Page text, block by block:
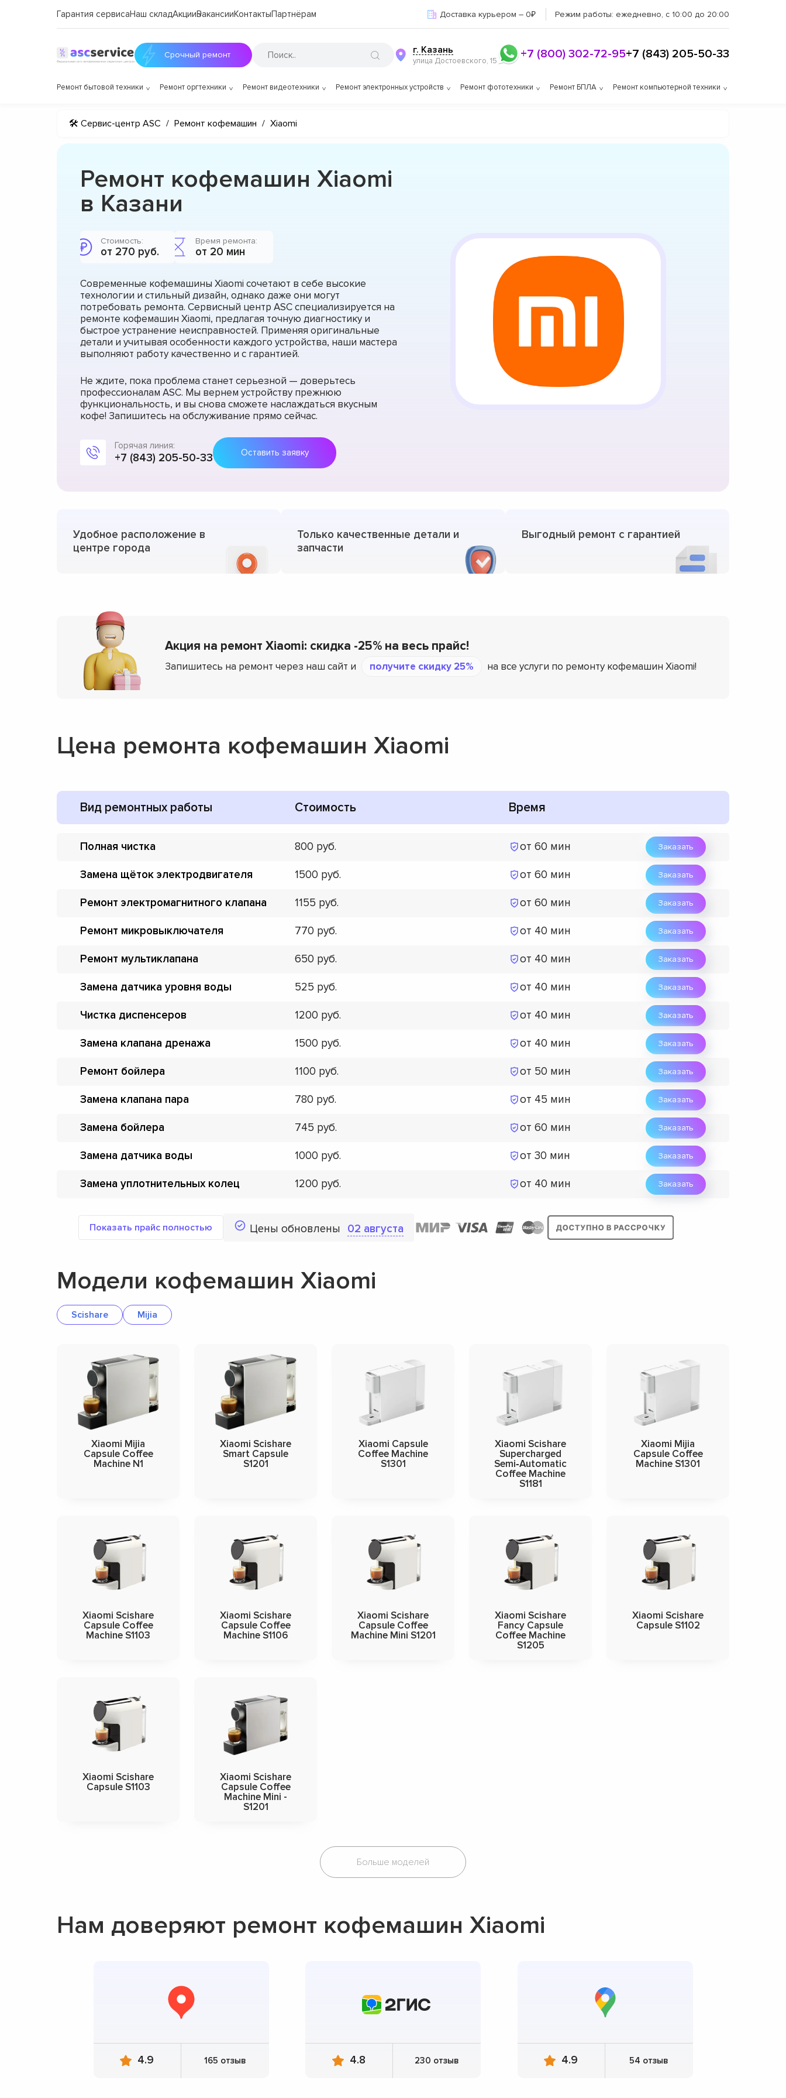
Гарантия сервисаНаш складАкцииВакансииКонтактыПартнёрам Доставка курьером – 0₽ Режим работы: ежедневно, с 10:00 до 20:00
Срочный ремонт г. Казань
улица Достоевского, 15 +7 (800) 302-72-95+7 (843) 205-50-33
Ремонт бытовой техники Ремонт оргтехники Ремонт видеотехники Ремонт электронных устройств Ремонт фототехники Ремонт БПЛА Ремонт компьютерной техники
🛠 Сервис-центр ASC / Ремонт кофемашин / Xiaomi
Ремонт кофемашин Xiaomi
в Казани
Стоимость:
от 270 руб.
Время ремонта:
от 20 мин
Современные кофемашины Xiaomi сочетают в себе высокие
технологии и стильный дизайн, однако даже они могут
потребовать ремонта. Сервисный центр ASC специализируется на
ремонте кофемашин Xiaomi, предлагая точную диагностику и
быстрое устранение неисправностей. Применяя оригинальные
детали и учитывая особенности каждого устройства, наши мастера
выполняют работу качественно и с гарантией.
Не ждите, пока проблема станет серьезной — доверьтесь
профессионалам ASC. Мы вернем устройству прежнюю
функциональность, и вы снова сможете наслаждаться вкусным
кофе! Запишитесь на обслуживание прямо сейчас.
Горячая линия:
+7 (843) 205-50-33 Оставить заявку
Удобное расположение в
центре города
Только качественные детали и
запчасти
Выгодный ремонт с гарантией
Акция на ремонт Xiaomi: скидка -25% на весь прайс!
Запишитесь на ремонт через наш сайт и получите скидку 25% на все услуги по ремонту кофемашин Xiaomi!
Цена ремонта кофемашин Xiaomi
Вид ремонтных работы Стоимость Время
Полная чистка 800 от 60 мин Заказать
Замена щёток электродвигателя 1500 от 60 мин Заказать
Ремонт электромагнитного клапана 1155 от 60 мин Заказать
Ремонт микровыключателя 770 от 40 мин Заказать
Ремонт мультиклапана 650 от 40 мин Заказать
Замена датчика уровня воды 525 от 40 мин Заказать
Чистка диспенсеров 1200 от 40 мин Заказать
Замена клапана дренажа 1500 от 40 мин Заказать
Ремонт бойлера 1100 от 50 мин Заказать
Замена клапана пара 780 от 45 мин Заказать
Замена бойлера 745 от 60 мин Заказать
Замена датчика воды 1000 от 30 мин Заказать
Замена уплотнительных колец 1200 от 40 мин Заказать
Показать прайс полностью Цены обновлены 02 августа
Модели кофемашин Xiaomi
Scishare Mijia
Xiaomi Mijia
Capsule Coffee
Machine N1
Xiaomi Scishare
Smart Capsule
S1201
Xiaomi Capsule
Coffee Machine
S1301
Xiaomi Scishare
Supercharged
Semi‑Automatic
Coffee Machine
S1181
Xiaomi Mijia
Capsule Coffee
Machine S1301
Xiaomi Scishare
Capsule Coffee
Machine S1103
Xiaomi Scishare
Capsule Coffee
Machine S1106
Xiaomi Scishare
Capsule Coffee
Machine Mini S1201
Xiaomi Scishare
Fancy Capsule
Coffee Machine
S1205
Xiaomi Scishare
Capsule S1102
Xiaomi Scishare
Capsule S1103
Xiaomi Scishare
Capsule Coffee
Machine Mini -
S1201
Больше моделей
Нам доверяют ремонт кофемашин Xiaomi
4.9 165 отзыв 4.8 230 отзыв 4.9 54 отзыв